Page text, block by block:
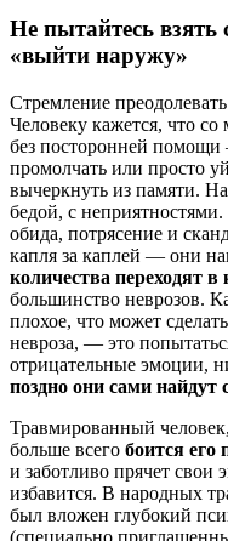
Не пытайтесь
«выйти наружу»
Стремление
Человеку кажется, что
без посторонней
промолчать или просто
вычеркнуть из памяти.
бедой, с
обида, потрясение и
капля за каплей — они
количества переходят в
большинство неврозов.
плохое, что может
невроза, — это
отрицательные эмоции,
поздно они сами найдут
Травмированный
больше всего боится его
и заботливо прячет свои
избавится. В народных
был вложен глубокий